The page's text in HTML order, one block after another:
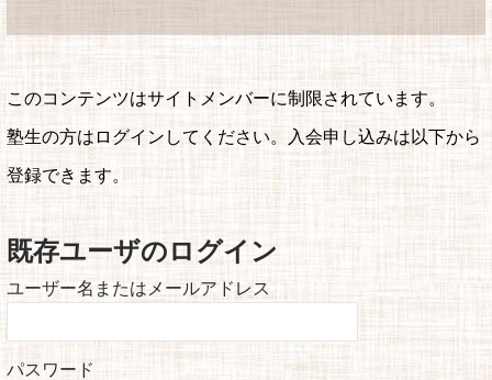
このコンテンツはサイトメンバーに制限されています。
塾生の方はログインしてください。入会申し込みは以下から
登録できます。
既存ユーザのログイン
ユーザー名またはメールアドレス
パスワード